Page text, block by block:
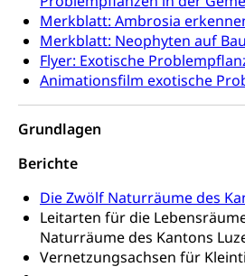
Merkblatt: Ambrosia
Merkblatt: Neophyten auf
Flyer: Exotische
Animationsfilm exotische
Grundlagen
Berichte
Die Zwölf Naturräume des
Leitarten für die
Naturräume des Kantons
Vernetzungsachsen für
Schulliste
Heilpädagogische
Freiwilliger
Fachstelle
Kindertagesstätte, Spielgruppe,
Freiwilliges Kindergarten Jahr
Frühe
Gesundheit und Soziales
Preisüberwachung,
Konsumentenorganisation,
regionale Erschöpfung, nationale
internationale Erschöpfung,
Cassis-deDijon-Prinzip